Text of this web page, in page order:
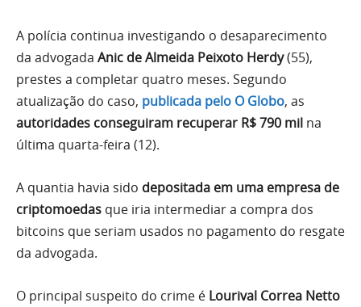
A polícia continua investigando o desaparecimento
da advogada Anic de Almeida Peixoto Herdy(55),
prestes a completar quatro meses. Segundo
atualização do caso, publicada pelo O Globo, as
autoridades conseguiram recuperar R$ 790 mil na
última quarta-feira (12).
A quantia havia sido depositada em uma empresa de
criptomoedas que iria intermediar a compra dos
bitcoins que seriam usados no pagamento do resgate
da advogada.
O principal suspeito do crime é Lourival Correa Netto